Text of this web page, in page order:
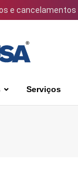
e cancelamentos
Serviços